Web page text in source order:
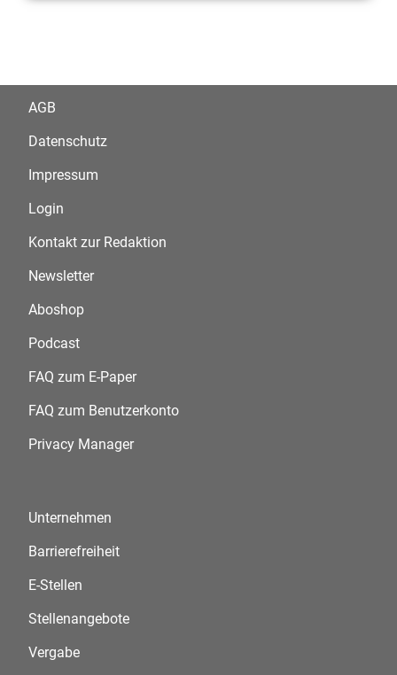
AGB
Datenschutz
Impressum
Login
Kontakt zur Redaktion
Newsletter
Aboshop
Podcast
FAQ zum E-Paper
FAQ zum Benutzerkonto
Privacy Manager
Unternehmen
Barrierefreiheit
E-Stellen
Stellenangebote
Vergabe